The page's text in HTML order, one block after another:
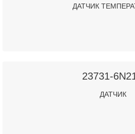
ДАТЧИК
23731-
ДАТЧИК